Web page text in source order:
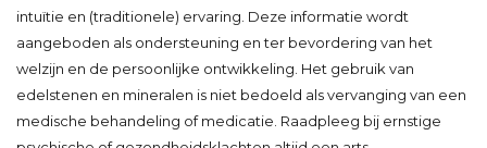
intuïtie en (traditionele) ervaring. Deze informatie wordt
aangeboden als ondersteuning en ter bevordering van het
welzijn en de persoonlijke ontwikkeling. Het gebruik van
edelstenen en mineralen is niet bedoeld als vervanging van een
medische behandeling of medicatie. Raadpleeg bij ernstige